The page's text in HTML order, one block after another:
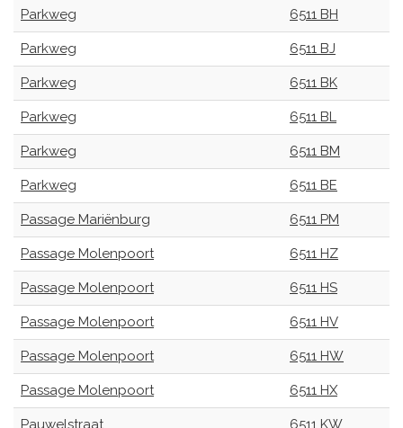
Parkweg 6511 BH
Parkweg 6511 BJ
Parkweg 6511 BK
Parkweg 6511 BL
Parkweg 6511 BM
Parkweg 6511 BE
Passage Mariënburg 6511 PM
Passage Molenpoort 6511 HZ
Passage Molenpoort 6511 HS
Passage Molenpoort 6511 HV
Passage Molenpoort 6511 HW
Passage Molenpoort 6511 HX
Pauwelstraat 6511 KW